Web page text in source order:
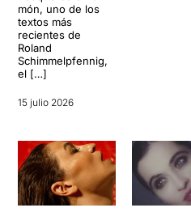
món, uno de los
textos más
recientes de
Roland
Schimmelpfennig,
el […]
15 julio 2026